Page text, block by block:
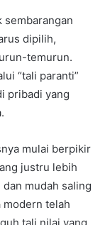
sembarangan
dipilih,
temurun.
“tali paranti”
pribadi yang
mulai berpikir
justru lebih
mudah saling
modern telah